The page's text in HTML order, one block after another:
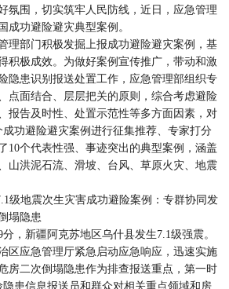
氛围，切实筑牢人民防线，近日，应急管理
成功避险避灾典型案例。
部门积极发掘上报成功避险避灾案例，基
积极成效。为做好案例宣传推广，带动和激
隐患识别报送处置工作，应急管理部组织专
点面结合、层层把关的原则，综合考虑避险
报告及时性、处置示范性等多方面因素，对
成功避险避灾案例进行征集推荐、专家打分
10个代表性强、事迹突出的典型案例，涵盖
山洪泥石流、滑坡、台风、草原火灾、地震
地震次生灾害成功避险案例：专群协同发
塌隐患
，新疆阿克苏地区乌什县发生7.1级强震。
区应急管理厅紧急启动应急响应，迅速实施
房二次倒塌隐患作为排查报送重点，第一时
患信息报送员和群众对相关重点领域和房